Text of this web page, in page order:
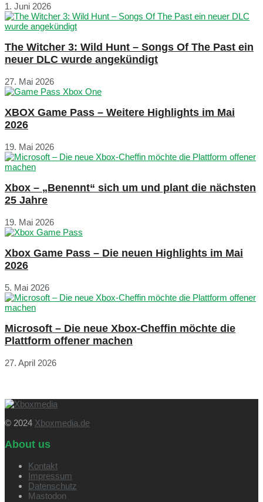
1. Juni 2026
The Witcher 3: Wild Hunt – Songs Of The Past ein
neuer DLC wurde angekündigt
27. Mai 2026
XBOX Game Pass – Weitere Highlights im Mai
2026
19. Mai 2026
Xbox – „Benennt“ sich um und plant die nächsten
25 Jahre
19. Mai 2026
Xbox Game Pass – Die neuen Highlights im Mai
2026
5. Mai 2026
Microsoft – Die neue Xbox-Cheffin möchte die
Plattform offener machen
27. April 2026
© 2024 Xboxmedia.de
About us
Kontakt
Impressum
Datenschutz
Mastodon